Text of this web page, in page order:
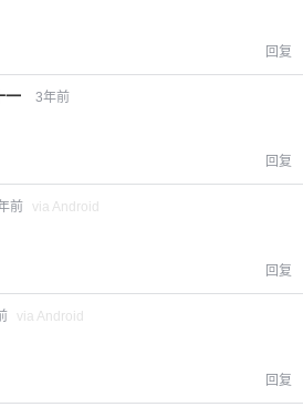
回复
一 3年前
回复
前 via Android
回复
via Android
回复